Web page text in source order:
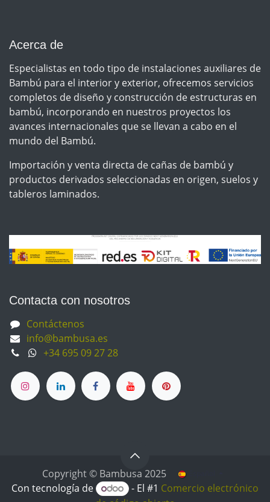
Acerca de
Especialistas en todo tipo de instalaciones auxiliares de
Bambú para el interior y exterior, ofrecemos servicios
completos de diseño y construcción de estructuras en
bambú, incorporando en nuestros proyectos los
avances internacionales que se llevan a cabo en el
mundo del Bambú.
Importación y venta directa de cañas de bambú y
productos derivados seleccionadas en origen, suelos y
tableros laminados.
Contacta con nosotros
Contáctenos
info@bambusa.es
+34 695 09 27 28
Copyright © Bambusa 2025
Con tecnología de - El #1 Comercio electrónico